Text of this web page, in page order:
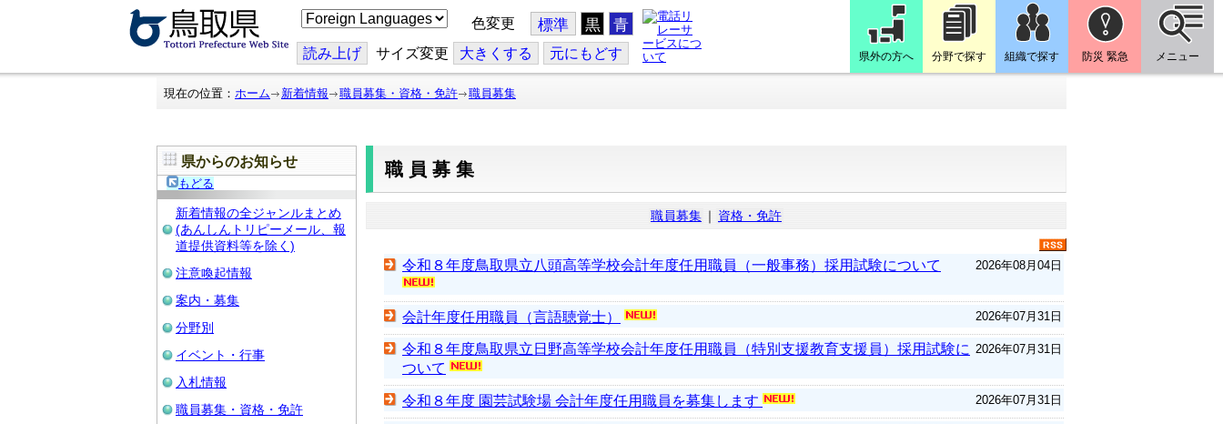
こ
の
ジ
を
翻
色変更 標準 黒 青
読み上げ サイズ変更 大きくする 元にもどす 県外の方へ 分野で探す 組織で探す 防災 緊急 メニュー
現在の位置： ホーム 新着情報 職員募集・資格・免許 職員募集
県からのお知らせ
もどる
新着情報の全ジャンルまとめ
(あんしんトリピーメール、報
道提供資料等を除く)
注意喚起情報
案内・募集
分野別
イベント・行事
入札情報
職員募集・資格・免許
職員募集
職員募集 ｜ 資格・免許
2026年08月04日
令和８年度鳥取県立八頭高等学校会計年度任用職員（一般事務）採用試験について
2026年07月31日
会計年度任用職員（言語聴覚士）
2026年07月31日
令和８年度鳥取県立日野高等学校会計年度任用職員（特別支援教育支援員）採用試験に
ついて
2026年07月31日
令和８年度 園芸試験場 会計年度任用職員を募集します